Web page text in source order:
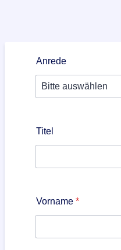
Anrede
Titel
Vorname *